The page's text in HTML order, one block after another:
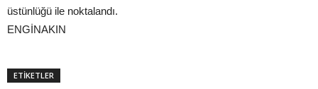
üstünlüğü ile noktalandı.
ENGİNAKIN
ETİKETLER